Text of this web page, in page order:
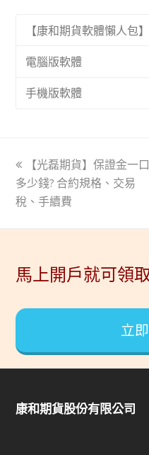
【康和期貨軟體懶人包】
電腦版軟體
手機版軟體
上
一
篇
【光磊期貨】保證金一口
多少錢? 合約規格、交易
稅、手續費
馬上開戶就可領
立
康和期貨股份有限公司